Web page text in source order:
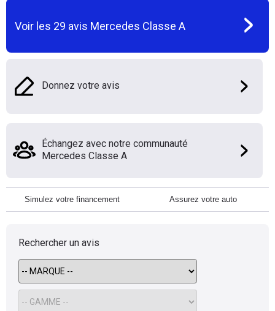
Voir les 29 avis Mercedes Classe A
Donnez votre avis
Échangez avec notre communauté
Mercedes Classe A
Simulez votre financement Assurez votre auto
Rechercher un avis